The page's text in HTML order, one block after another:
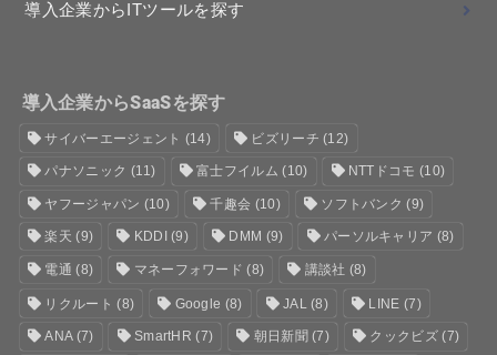
導入企業からITツールを探す
導入企業からSaaSを探す
サイバーエージェント (14) ビズリーチ (12)
パナソニック (11) 富士フイルム (10) NTTドコモ (10)
ヤフージャパン (10) 千趣会 (10) ソフトバンク (9)
楽天 (9) KDDI (9) DMM (9) パーソルキャリア (8)
電通 (8) マネーフォワード (8) 講談社 (8)
リクルート (8) Google (8) JAL (8) LINE (7)
ANA(7) SmartHR (7) 朝日新聞 (7) クックビズ(7)